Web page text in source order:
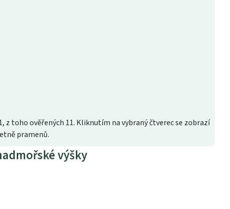
z toho ověřených 11. Kliknutím na vybraný čtverec se zobrazí
pramenů.
výšky